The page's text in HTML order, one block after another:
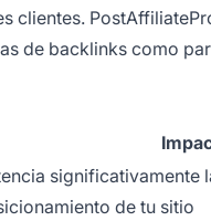
clientes.
de backlinks como
significativamente
de tu sitio